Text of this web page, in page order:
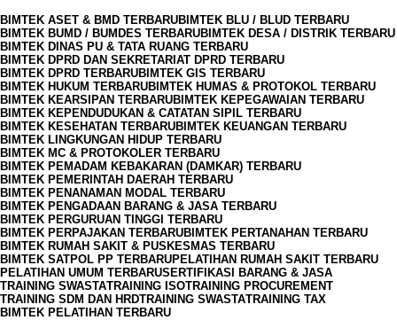
BIMTEK ASET & BMD TERBARUBIMTEK BLU / BLUD TERBARU
BIMTEK BUMD / BUMDES TERBARUBIMTEK DESA / DISTRIK TERBARU
BIMTEK DINAS PU & TATA RUANG TERBARU
BIMTEK DPRD DAN SEKRETARIAT DPRD TERBARU
BIMTEK DPRD TERBARUBIMTEK GIS TERBARU
BIMTEK HUKUM TERBARUBIMTEK HUMAS & PROTOKOL TERBARU
BIMTEK KEARSIPAN TERBARUBIMTEK KEPEGAWAIAN TERBARU
BIMTEK KEPENDUDUKAN & CATATAN SIPIL TERBARU
BIMTEK KESEHATAN TERBARUBIMTEK KEUANGAN TERBARU
BIMTEK LINGKUNGAN HIDUP TERBARU
BIMTEK MC & PROTOKOLER TERBARU
BIMTEK PEMADAM KEBAKARAN (DAMKAR) TERBARU
BIMTEK PEMERINTAH DAERAH TERBARU
BIMTEK PENANAMAN MODAL TERBARU
BIMTEK PENGADAAN BARANG & JASA TERBARU
BIMTEK PERGURUAN TINGGI TERBARU
BIMTEK PERPAJAKAN TERBARUBIMTEK PERTANAHAN TERBARU
BIMTEK RUMAH SAKIT & PUSKESMAS TERBARU
BIMTEK SATPOL PP TERBARUPELATIHAN RUMAH SAKIT TERBARU
PELATIHAN UMUM TERBARUSERTIFIKASI BARANG & JASA
TRAINING SWASTATRAINING ISOTRAINING PROCUREMENT
TRAINING SDM DAN HRDTRAINING SWASTATRAINING TAX
BIMTEK PELATIHAN TERBARU